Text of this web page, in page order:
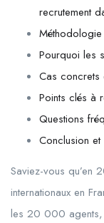
recrutement
Pourquoi les
Cas concrets
Points clés à
Questions
Conclusion
Saviez-vous qu’en
internationaux en
les 20 000 agents,